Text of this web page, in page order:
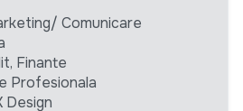
Comunicare
Finante
Profesionala
Design